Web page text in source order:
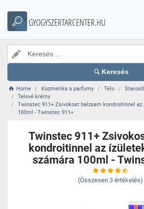
GYOGYSZERTARCENTER.HU
Keresés
Home Kozmetika a parfumy Telo
Telové krémy
Twinstec 911+ Zsivokost balzsam kondroitinnel
100ml - Twinstec 911+
Twinstec 911+
kondroitinnel az
számára 100ml -
(Összesen 3 értékelés)